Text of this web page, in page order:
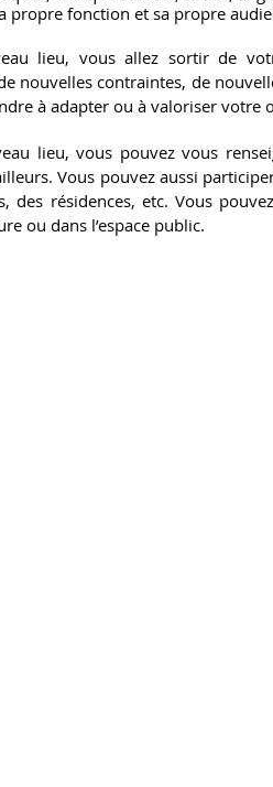
propre fonction et sa propre
lieu, vous allez sortir de
nouvelles contraintes, de
à adapter ou à valoriser
lieu, vous pouvez vous
Vous pouvez aussi
des résidences, etc. Vous
ou dans l’espace public.